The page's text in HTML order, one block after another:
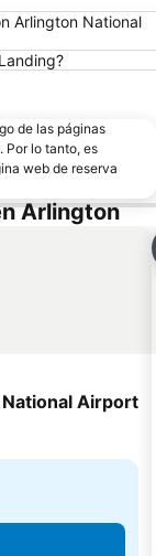
en Washington DC
Arlington National
de las páginas
Por lo tanto, es
web de reserva
Arlington
Airport